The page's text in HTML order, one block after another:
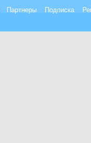
Партнеры Подписка